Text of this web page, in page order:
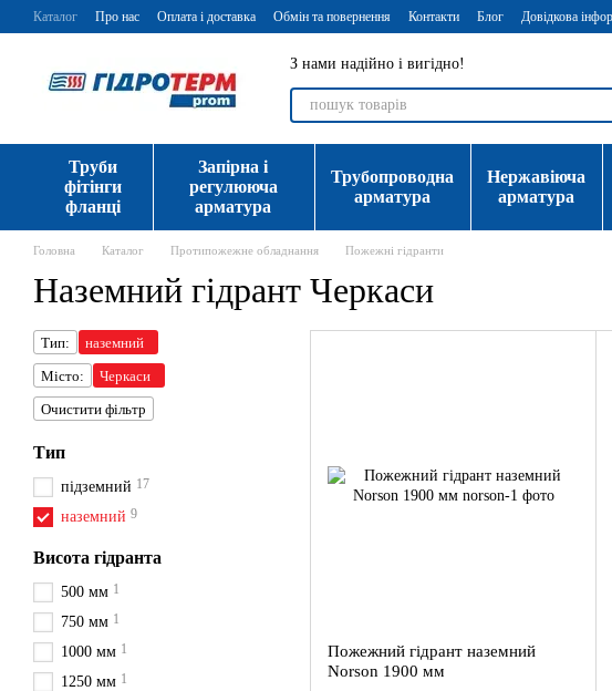
Перейти до основного контенту
Каталог Про нас Оплата і доставка Обмін та повернення Контакти Блог Довідкова
З нами надійно і вигідно!
Труби
фітінги
фланці
Запірна і
регулююча
арматура
Трубопроводна
арматура
Нержавіюча
арматура
Головна Каталог Протипожежне обладнання Пожежні гідранти
Наземний гідрант Черкаси
Пожежний гідрант наземний
Norson 1900 мм
Тип:
наземний
Місто:
Черкаси
Очистити фільтр
Тип
підземний 17
наземний 9
Висота гідранта
500 мм 1
750 мм 1
1000 мм 1
1250 мм 1